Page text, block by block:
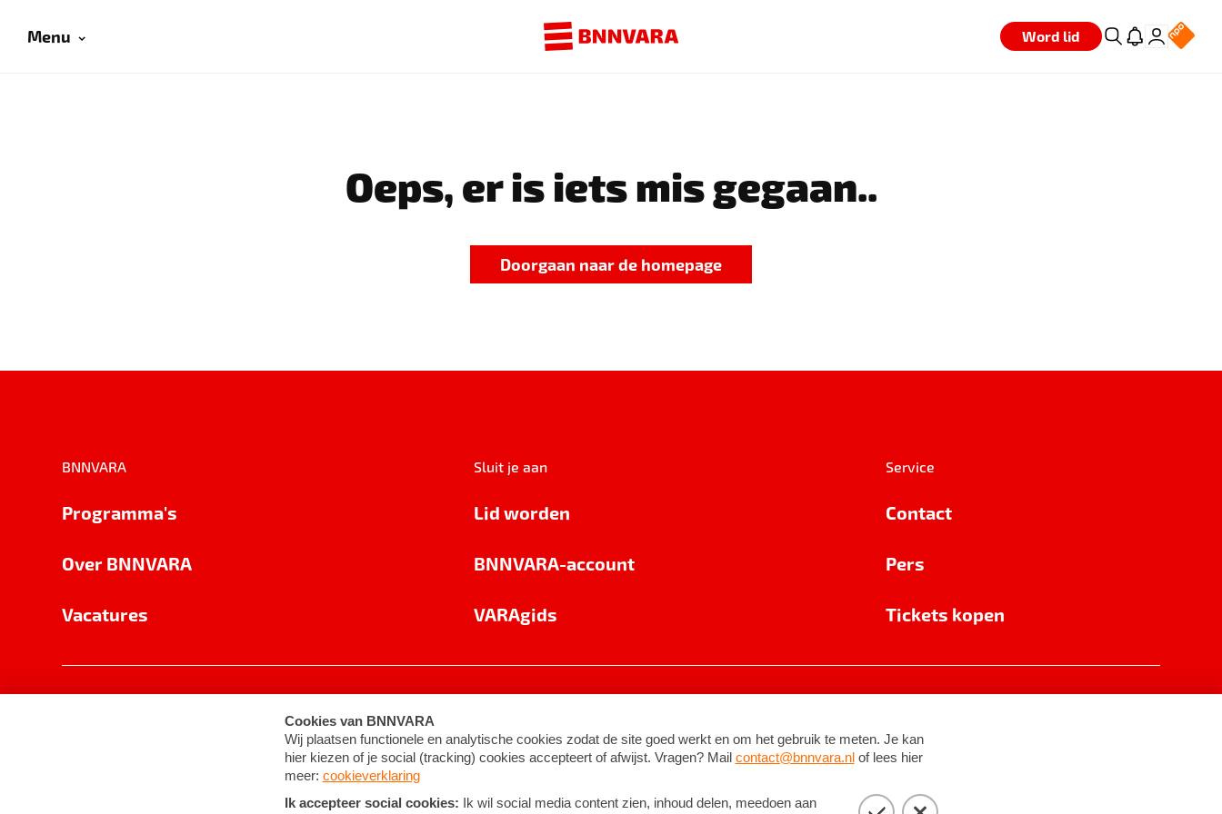
Menu Word lid
Oeps, er is iets mis gegaan..
Doorgaan naar de homepage
BNNVARA
Programma's
Over BNNVARA
Vacatures
Sluit je aan
Lid worden
BNNVARA-account
VARAgids
Service
Contact
Pers
Tickets kopen
Cookie-instellingen Algemene voorwaarden ©2026BNNVARA